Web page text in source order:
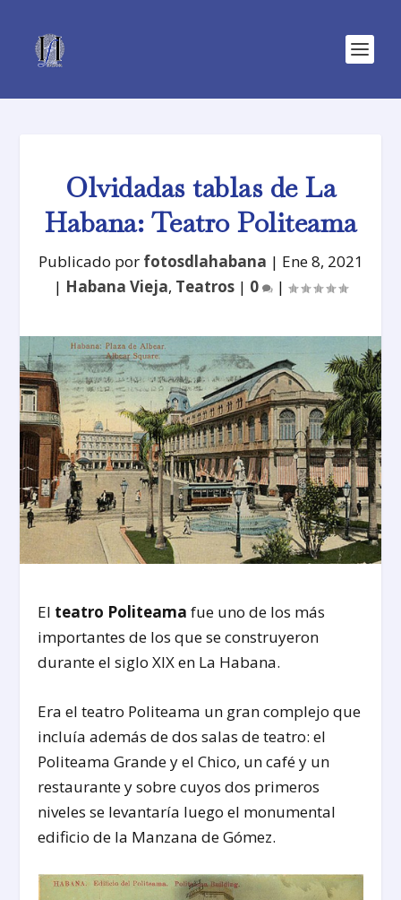
Olvidadas tablas de La
Habana: Teatro Politeama
Publicado por fotosdlahabana | Ene 8, 2021
| Habana Vieja, Teatros | 0 |
El teatro Politeama fue uno de los más
importantes de los que se construyeron
durante el siglo XIX en La Habana.
Era el teatro Politeama un gran complejo que
incluía además de dos salas de teatro: el
Politeama Grande y el Chico, un café y un
restaurante y sobre cuyos dos primeros
niveles se levantaría luego el monumental
edificio de la Manzana de Gómez.